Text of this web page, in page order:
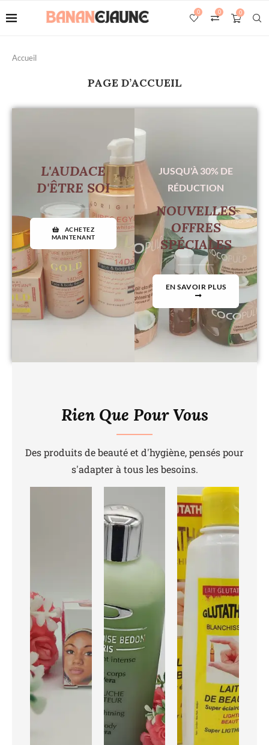
0
0
0
Accueil
PAGE D’ACCUEIL
L'AUDACE
D'ÊTRE SOI
ACHETEZ
MAINTENANT
JUSQU'À 30% DE
RÉDUCTION
NOUVELLES
OFFRES
SPÉCIALES
EN SAVOIR PLUS
Rien Que Pour Vous
Des produits de beauté et d'hygiène, pensés pour
s'adapter à tous les besoins.